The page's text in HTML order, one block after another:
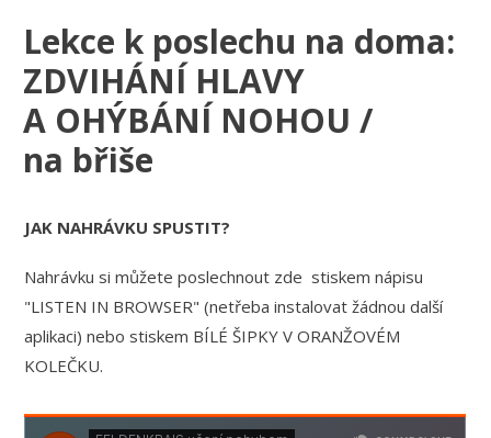
Lekce k poslechu na doma:
ZDVIHÁNÍ HLAVY
A OHÝBÁNÍ NOHOU /
na břiše
JAK NAHRÁVKU SPUSTIT?
Nahrávku si můžete poslechnout zde stiskem nápisu
"LISTEN IN BROWSER" (netřeba instalovat žádnou další
aplikaci) nebo stiskem BÍLÉ ŠIPKY V ORANŽOVÉM
KOLEČKU.